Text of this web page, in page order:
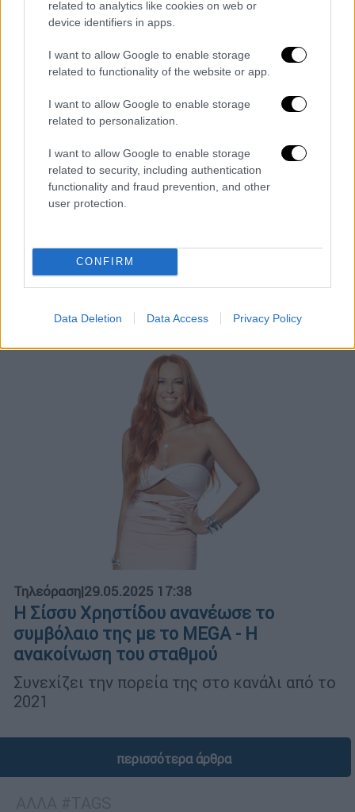
related to analytics like cookies on web or
device identifiers in apps.
I want to allow Google to enable storage
related to functionality of the website or app.
I want to allow Google to enable storage
related to personalization.
I want to allow Google to enable storage
related to security, including authentication
functionality and fraud prevention, and other
user protection.
CONFIRM
Data Deletion Data Access Privacy Policy
Our Network|04.06.2025 11:49
Θοδωρής Μαραντίνης: Έστειλε εξώδικο
της
Στον «αέρα» η εκπομπή που ήταν να
Τηλεόραση|29.05.2025 17:38
Η Σίσσυ Χρηστίδου ανανέωσε το
συμβόλαιο της με το MEGA - Η
ανακοίνωση του σταθμού
Συνεχίζει την πορεία της στο κανάλι από το
2021
περισσότερα άρθρα